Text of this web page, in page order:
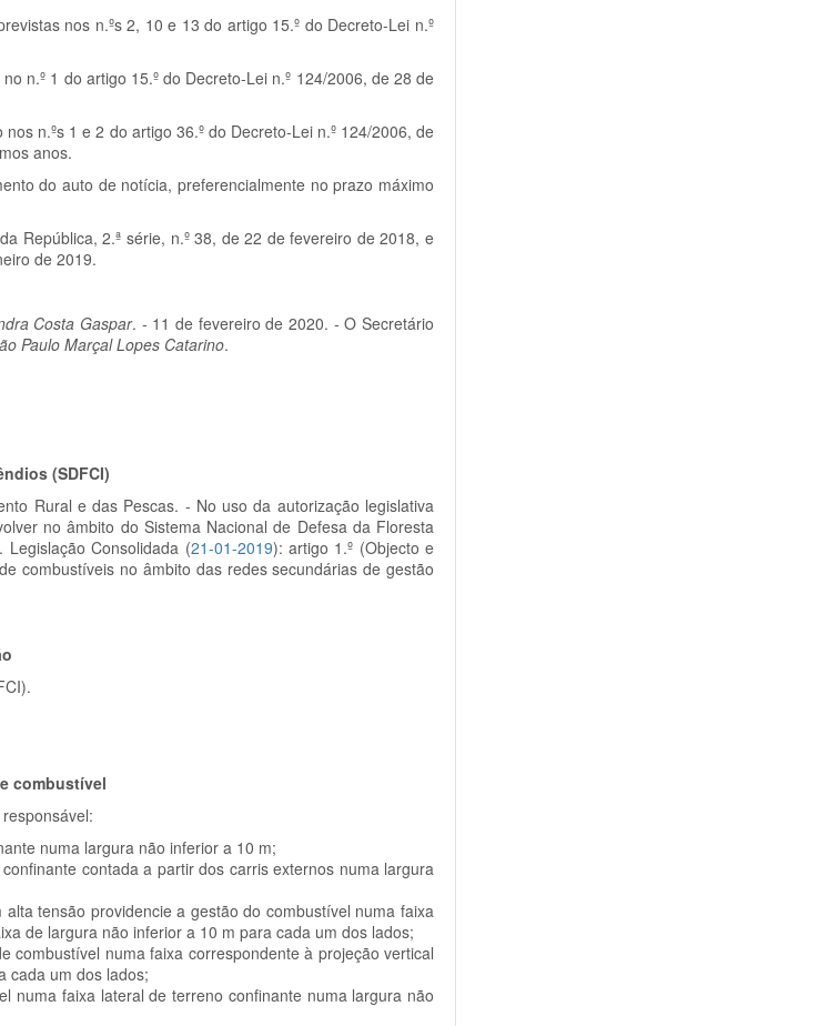
nos n.ºs 2, 10 e 13 do artigo 15.º do Decreto-Lei n.º
n.º 1 do artigo 15.º do Decreto-Lei n.º 124/2006, de 28 de
n.ºs 1 e 2 do artigo 36.º do Decreto-Lei n.º 124/2006, de
anos.
do auto de notícia, preferencialmente no prazo máximo
República, 2.ª série, n.º 38, de 22 de fevereiro de 2018, e
de 2019.
Costa Gaspar. - 11 de fevereiro de 2020. - O Secretário
Paulo Marçal Lopes Catarino.
(SDFCI)
Rural e das Pescas. - No uso da autorização legislativa
no âmbito do Sistema Nacional de Defesa da Floresta
Consolidada (21-01-2019): artigo 1.º (Objecto e
combustíveis no âmbito das redes secundárias de gestão
combustível
numa largura não inferior a 10 m;
contada a partir dos carris externos numa largura
tensão providencie a gestão do combustível numa faixa
de largura não inferior a 10 m para cada um dos lados;
combustível numa faixa correspondente à projeção vertical
cada um dos lados;
numa faixa lateral de terreno confinante numa largura não